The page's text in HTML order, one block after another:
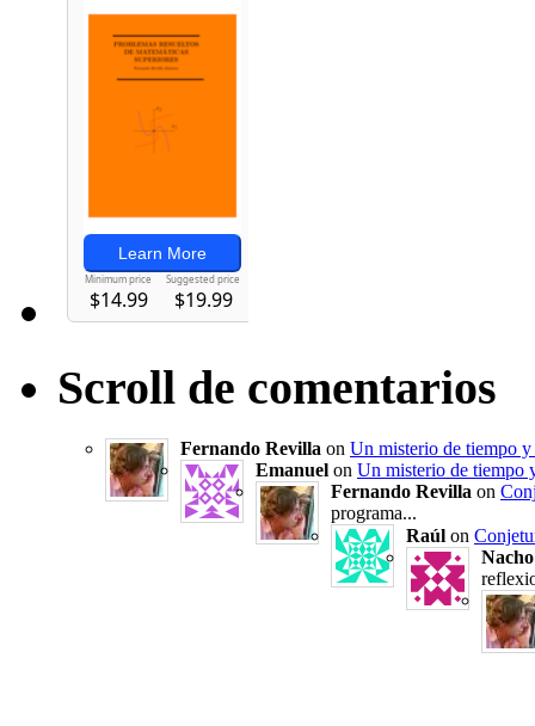
Scroll de comentarios
Fernando Revilla on Un misterio de tiempo y
Emanuel on Un misterio de tiempo
Fernando Revilla on
programa...
Raúl on
Nacho